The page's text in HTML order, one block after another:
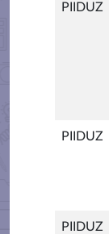
PIIDUZ
PIIDUZ
PIIDUZ